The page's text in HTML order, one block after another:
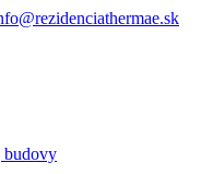
budovy